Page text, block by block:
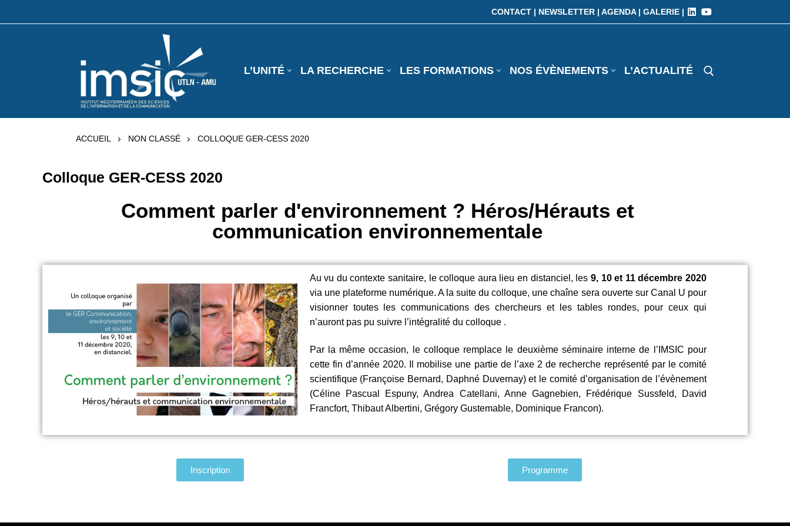
CONTACT | NEWSLETTER | AGENDA | GALERIE |
L’UNITÉ LA RECHERCHE LES FORMATIONS NOS ÉVÈNEMENTS L’ACTUALITÉ
ACCUEIL NON CLASSÉ COLLOQUE GER-CESS 2020
Colloque GER-CESS 2020
Comment parler d'environnement ? Héros/Hérauts et
communication environnementale
Au vu du contexte sanitaire, le colloque aura lieu en distanciel, les 9, 10 et 11 décembre 2020
via une plateforme numérique. A la suite du colloque, une chaîne sera ouverte sur Canal U pour
visionner toutes les communications des chercheurs et les tables rondes, pour ceux qui
n’auront pas pu suivre l’intégralité du colloque .
Par la même occasion, le colloque remplace le deuxième séminaire interne de l’IMSIC pour
cette fin d’année 2020. Il mobilise une partie de l’axe 2 de recherche représenté par le comité
scientifique (Françoise Bernard, Daphné Duvernay) et le comité d’organisation de l’évènement
(Céline Pascual Espuny, Andrea Catellani, Anne Gagnebien, Frédérique Sussfeld, David
Francfort, Thibaut Albertini, Grégory Gustemable, Dominique Francon).
Inscription Programme